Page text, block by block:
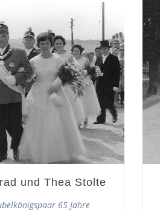
und Thea Stolte
65 Jahre